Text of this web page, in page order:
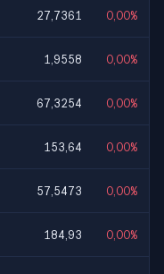
27,7361 0,00%
1,9558 0,00%
67,3254 0,00%
153,64 0,00%
57,5473 0,00%
184,93 0,00%